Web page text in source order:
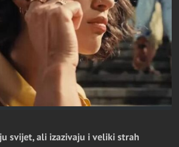
svijet, ali izazivaju i veliki strah